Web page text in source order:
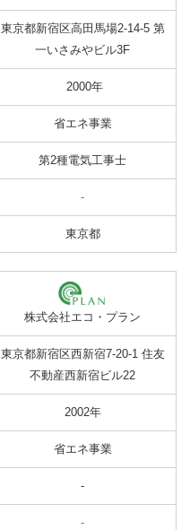
東京都新宿区高田馬場2-14-5 第
一いさみやビル3F
2000年
省エネ事業
第2種電気工事士
-
東京都
株式会社エコ・プラン
東京都新宿区西新宿7-20-1 住友
不動産西新宿ビル22
2002年
省エネ事業
-
-